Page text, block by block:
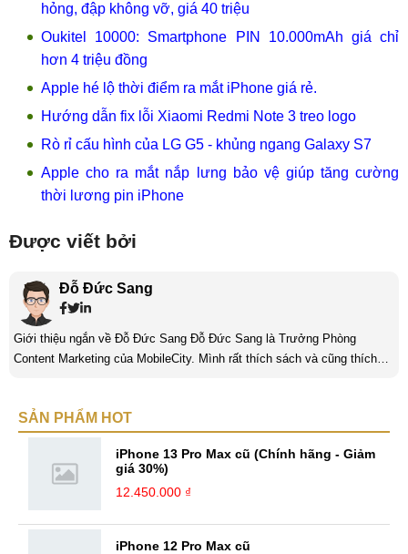
hỏng, đập không vỡ, giá 40 triệu
Oukitel 10000: Smartphone PIN 10.000mAh giá chỉ
hơn 4 triệu đồng
Apple hé lộ thời điểm ra mắt iPhone giá rẻ.
Hướng dẫn fix lỗi Xiaomi Redmi Note 3 treo logo
Rò rỉ cấu hình của LG G5 - khủng ngang Galaxy S7
Apple cho ra mắt nắp lưng bảo vệ giúp tăng cường
thời lương pin iPhone
Được viết bởi
Đỗ Đức Sang
Giới thiệu ngắn về Đỗ Đức Sang Đỗ Đức Sang là Trưởng Phòng
Content Marketing của MobileCity. Mình rất thích sách và cũng thích
bản thân Đỗ Đức Sang, viết chính là gửi gắm lại những cảm xúc, cảm
SẢN PHẨM HOT
iPhone 13 Pro Max cũ (Chính hãng - Giảm
giá 30%)
12.450.000 ₫
iPhone 12 Pro Max cũ